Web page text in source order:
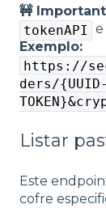
🚧
tokenAPI e
Exemplo:
https://
ders/
Listar
Este
cofre